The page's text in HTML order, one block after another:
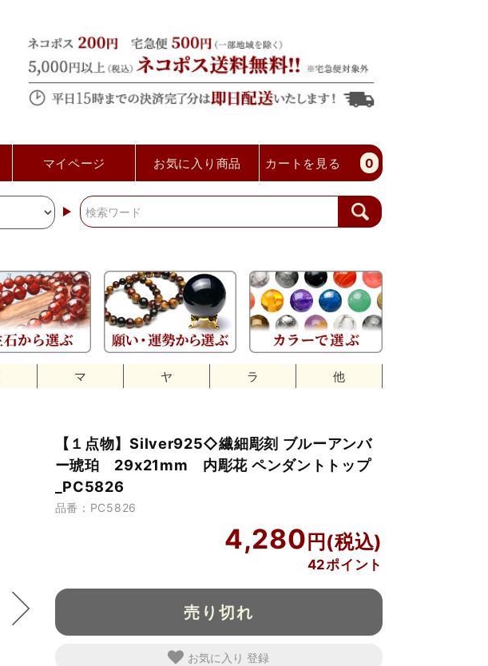
マイページ お気に入り商品 カートを見る 0
マ ヤ ラ 他
【１点物】Silver925◇繊細彫刻 ブルーアンバ
ー琥珀 29x21mm 内彫花 ペンダントトップ
_PC5826
品番：PC5826
4,280
42ポイント
売り切れ
お気に入り